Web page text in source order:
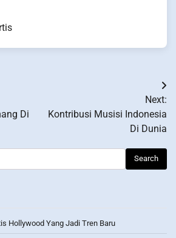
Di
Next:
Kontribusi Musisi Indonesia
Di Dunia
Hollywood Yang Jadi Tren Baru